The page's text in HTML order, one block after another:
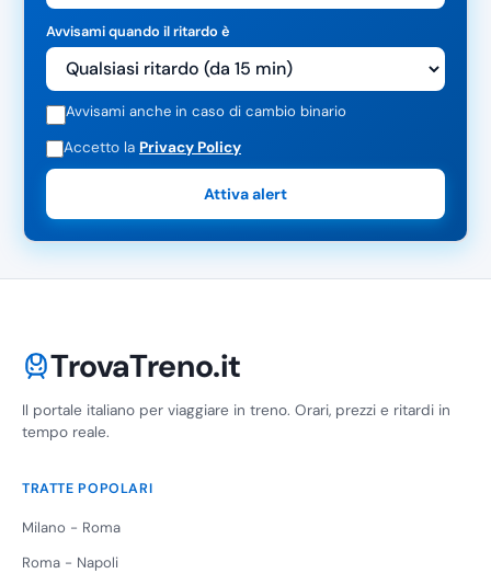
Avvisami quando il ritardo è
Avvisami anche in caso di cambio binario
Accetto la Privacy Policy
Attiva alert
TrovaTreno.it
Il portale italiano per viaggiare in treno. Orari, prezzi e ritardi in
tempo reale.
TRATTE POPOLARI
Milano - Roma
Roma - Napoli